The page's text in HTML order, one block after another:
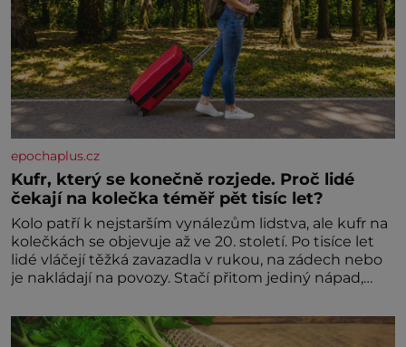
epochaplus.cz
Kufr, který se konečně rozjede. Proč lidé
čekají na kolečka téměř pět tisíc let?
Kolo patří k nejstarším vynálezům lidstva, ale kufr na
kolečkách se objevuje až ve 20. století. Po tisíce let
lidé vláčejí těžká zavazadla v rukou, na zádech nebo
je nakládají na povozy. Stačí přitom jediný nápad,
dlouho nedostane. Až jednou se na letišti ozve věta,
která změní